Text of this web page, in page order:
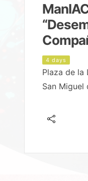
4 days
Plaza de la
San Miguel